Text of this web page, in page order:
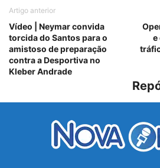
Artigo anterior
Vídeo | Neymar convida
torcida do Santos para o
amistoso de preparação
contra a Desportiva no
Kleber Andrade
e